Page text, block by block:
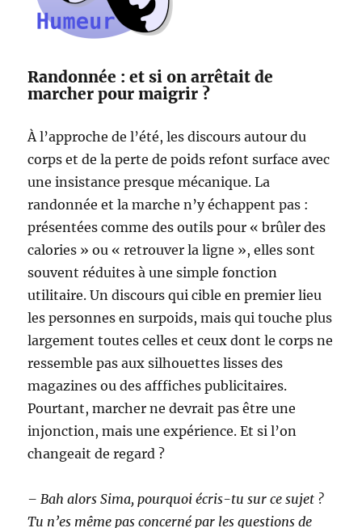
Randonnée : et si on arrêtait de
marcher pour maigrir ?
À l’approche de l’été, les discours autour du
corps et de la perte de poids refont surface avec
une insistance presque mécanique. La
randonnée et la marche n’y échappent pas :
présentées comme des outils pour « brûler des
calories » ou « retrouver la ligne », elles sont
souvent réduites à une simple fonction
utilitaire. Un discours qui cible en premier lieu
les personnes en surpoids, mais qui touche plus
largement toutes celles et ceux dont le corps ne
ressemble pas aux silhouettes lisses des
magazines ou des afffiches publicitaires.
Pourtant, marcher ne devrait pas être une
injonction, mais une expérience. Et si l’on
changeait de regard ?
– Bah alors Sima, pourquoi écris-tu sur ce sujet ?
Tu n’es même pas concerné par les questions de